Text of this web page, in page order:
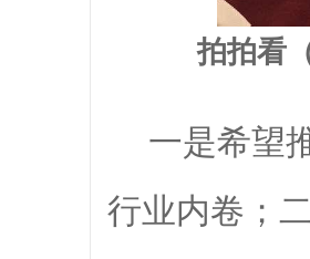
拍拍看
一是希望
行业内卷；